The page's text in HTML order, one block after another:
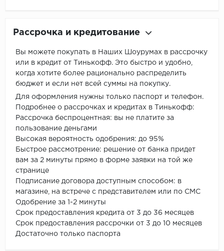
Рассрочка и кредитование
Вы можете покупать в Наших Шоурумах в рассрочку
или в кредит от Тинькофф. Это быстро и удобно,
когда хотите более рационально распределить
бюджет и если нет всей суммы на покупку.
Для оформления нужны только паспорт и телефон.
Подробнее о рассрочках и кредитах в Тинькофф:
Рассрочка беспроцентная: вы не платите за
пользование деньгами
Высокая вероятность одобрения: до 95%
Быстрое рассмотрение: решение от банка придет
вам за 2 минуты прямо в форме заявки на той же
странице
Подписание договора доступным способом: в
магазине, на встрече с представителем или по СМС
Одобрение за 1-2 минуты
Срок предоставления кредита от 3 до 36 месяцев
Срок предоставления рассрочки от 3 до 10 месяцев
Достаточно только паспорта